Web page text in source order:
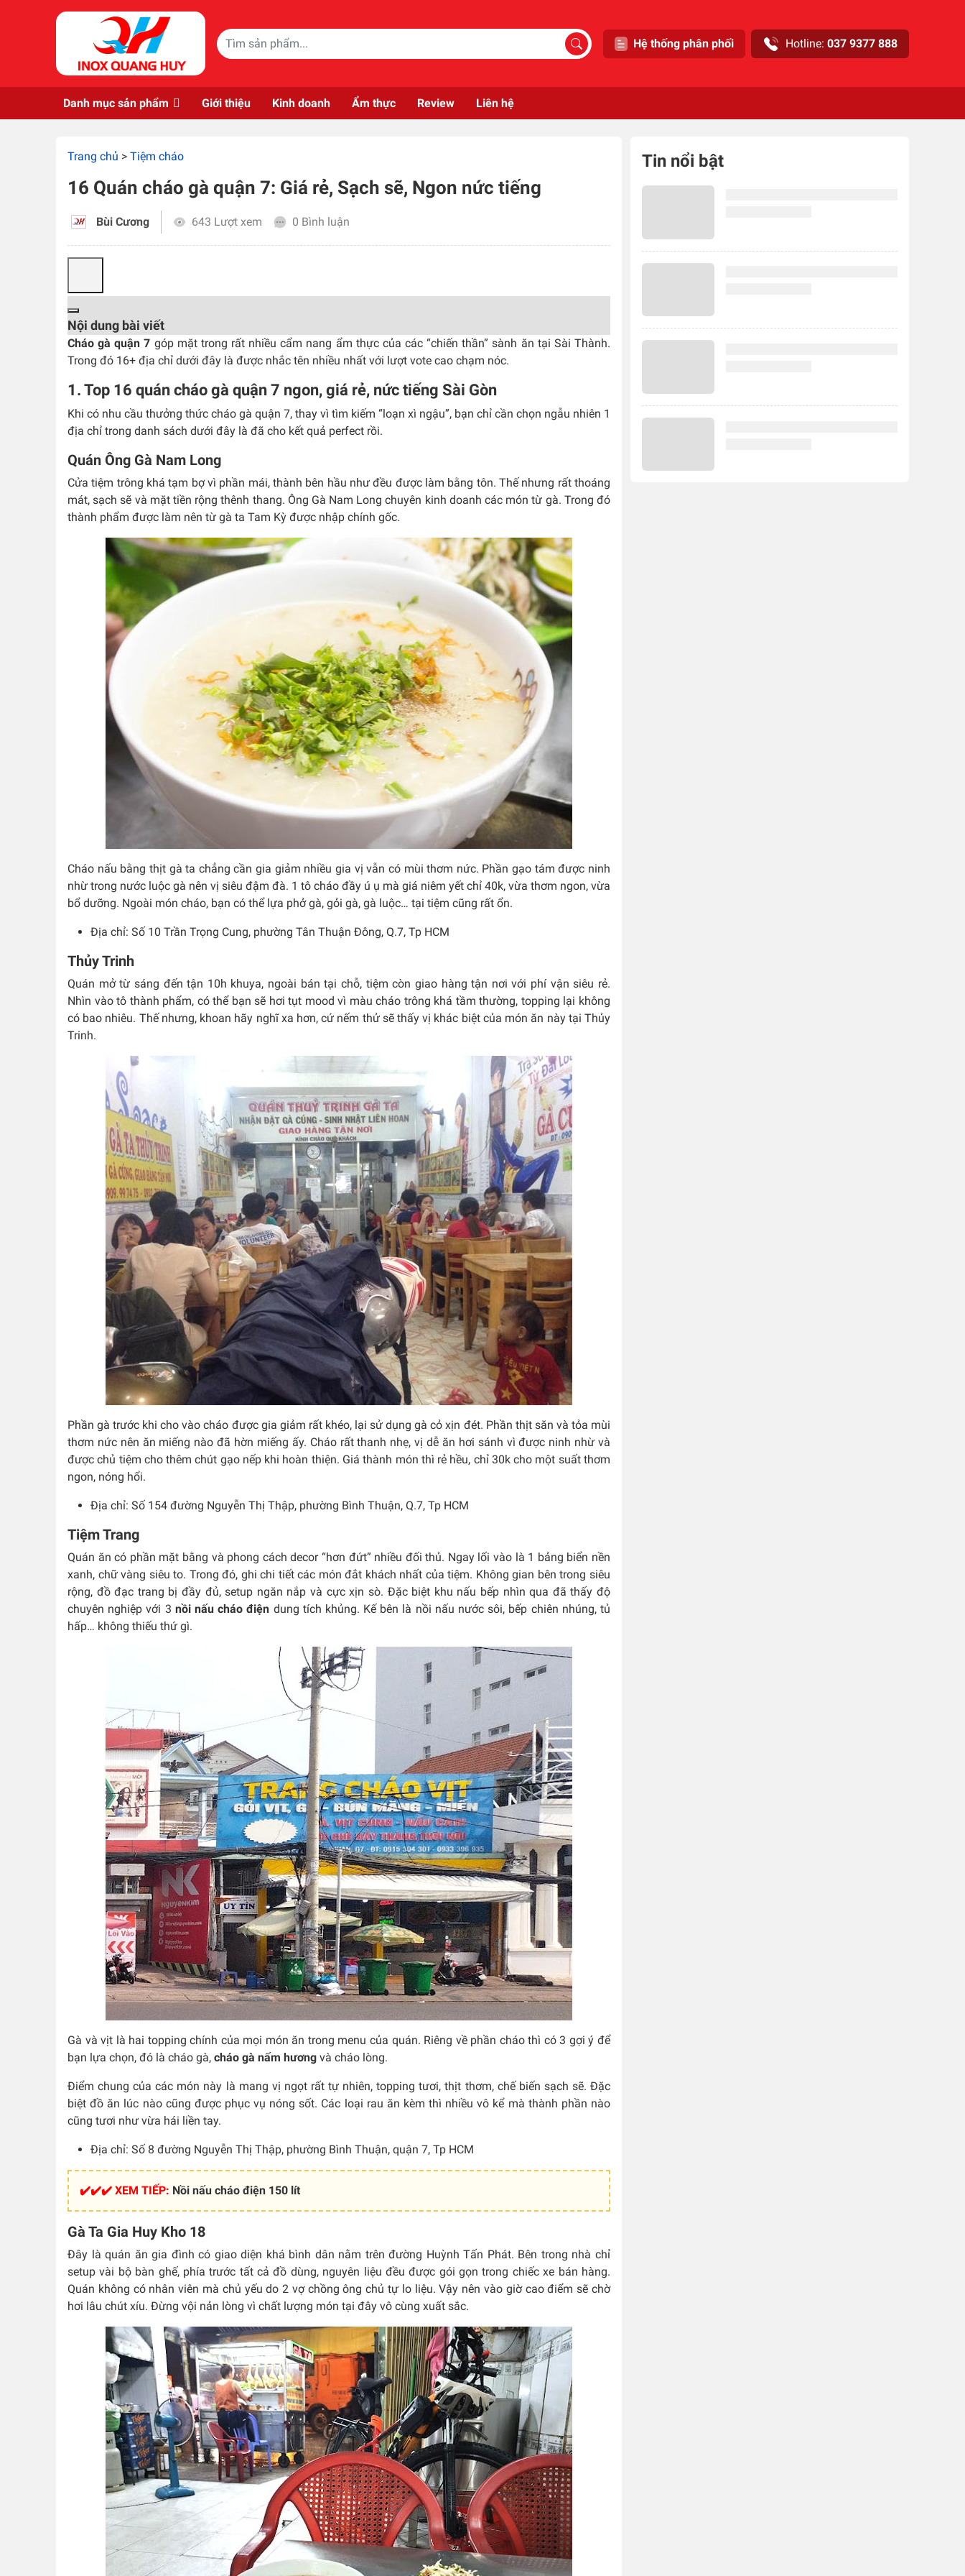
Hệ thống phân phối Hotline: 037 9377 888
Danh mục sản phẩm Giới thiệu Kinh doanh Ẩm thực Review Liên hệ
Trang chủ > Tiệm cháo
16 Quán cháo gà quận 7: Giá rẻ, Sạch sẽ, Ngon nức tiếng
Bùi Cương 643 Lượt xem 0 Bình luận
Nội dung bài viết
Cháo gà quận 7 góp mặt trong rất nhiều cẩm nang ẩm thực của các “chiến thần” sành ăn tại Sài Thành.
Trong đó 16+ địa chỉ dưới đây là được nhắc tên nhiều nhất với lượt vote cao chạm nóc.
1. Top 16 quán cháo gà quận 7 ngon, giá rẻ, nức tiếng Sài Gòn
Khi có nhu cầu thưởng thức cháo gà quận 7, thay vì tìm kiếm “loạn xì ngậu”, bạn chỉ cần chọn ngẫu nhiên 1
địa chỉ trong danh sách dưới đây là đã cho kết quả perfect rồi.
Quán Ông Gà Nam Long
Cửa tiệm trông khá tạm bợ vì phần mái, thành bên hầu như đều được làm bằng tôn. Thế nhưng rất thoáng
mát, sạch sẽ và mặt tiền rộng thênh thang. Ông Gà Nam Long chuyên kinh doanh các món từ gà. Trong đó
thành phẩm được làm nên từ gà ta Tam Kỳ được nhập chính gốc.
Cháo nấu bằng thịt gà ta chẳng cần gia giảm nhiều gia vị vẫn có mùi thơm nức. Phần gạo tám được ninh
nhừ trong nước luộc gà nên vị siêu đậm đà. 1 tô cháo đầy ú ụ mà giá niêm yết chỉ 40k, vừa thơm ngon, vừa
bổ dưỡng. Ngoài món cháo, bạn có thể lựa phở gà, gỏi gà, gà luộc… tại tiệm cũng rất ổn.
Địa chỉ: Số 10 Trần Trọng Cung, phường Tân Thuận Đông, Q.7, Tp HCM
Thủy Trinh
Quán mở từ sáng đến tận 10h khuya, ngoài bán tại chỗ, tiệm còn giao hàng tận nơi với phí vận siêu rẻ.
Nhìn vào tô thành phẩm, có thể bạn sẽ hơi tụt mood vì màu cháo trông khá tầm thường, topping lại không
có bao nhiêu. Thế nhưng, khoan hãy nghĩ xa hơn, cứ nếm thử sẽ thấy vị khác biệt của món ăn này tại Thủy
Trinh.
Phần gà trước khi cho vào cháo được gia giảm rất khéo, lại sử dụng gà cỏ xịn đét. Phần thịt săn và tỏa mùi
thơm nức nên ăn miếng nào đã hờn miếng ấy. Cháo rất thanh nhẹ, vị dễ ăn hơi sánh vì được ninh nhừ và
được chủ tiệm cho thêm chút gạo nếp khi hoàn thiện. Giá thành món thì rẻ hều, chỉ 30k cho một suất thơm
ngon, nóng hổi.
Địa chỉ: Số 154 đường Nguyễn Thị Thập, phường Bình Thuận, Q.7, Tp HCM
Tiệm Trang
Quán ăn có phần mặt bằng và phong cách decor “hơn đứt” nhiều đối thủ. Ngay lối vào là 1 bảng biển nền
xanh, chữ vàng siêu to. Trong đó, ghi chi tiết các món đắt khách nhất của tiệm. Không gian bên trong siêu
rộng, đồ đạc trang bị đầy đủ, setup ngăn nắp và cực xịn sò. Đặc biệt khu nấu bếp nhìn qua đã thấy độ
chuyên nghiệp với 3 nồi nấu cháo điện dung tích khủng. Kế bên là nồi nấu nước sôi, bếp chiên nhúng, tủ
hấp… không thiếu thứ gì.
Gà và vịt là hai topping chính của mọi món ăn trong menu của quán. Riêng về phần cháo thì có 3 gợi ý để
bạn lựa chọn, đó là cháo gà, cháo gà nấm hương và cháo lòng.
Điểm chung của các món này là mang vị ngọt rất tự nhiên, topping tươi, thịt thơm, chế biến sạch sẽ. Đặc
biệt đồ ăn lúc nào cũng được phục vụ nóng sốt. Các loại rau ăn kèm thì nhiều vô kể mà thành phần nào
cũng tươi như vừa hái liền tay.
Địa chỉ: Số 8 đường Nguyễn Thị Thập, phường Bình Thuận, quận 7, Tp HCM
✔️✔️✔️ XEM TIẾP: Nồi nấu cháo điện 150 lít
Gà Ta Gia Huy Kho 18
Đây là quán ăn gia đình có giao diện khá bình dân nằm trên đường Huỳnh Tấn Phát. Bên trong nhà chỉ
setup vài bộ bàn ghế, phía trước tất cả đồ dùng, nguyên liệu đều được gói gọn trong chiếc xe bán hàng.
Quán không có nhân viên mà chủ yếu do 2 vợ chồng ông chủ tự lo liệu. Vậy nên vào giờ cao điểm sẽ chờ
hơi lâu chút xíu. Đừng vội nản lòng vì chất lượng món tại đây vô cùng xuất sắc.
Tin nổi bật